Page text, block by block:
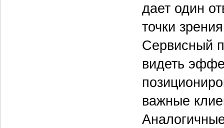
дает один
точки
Сервисный
видеть
важные